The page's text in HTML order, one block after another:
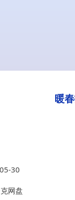
暖
30
网盘